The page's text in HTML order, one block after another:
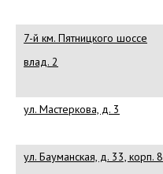
7-й км. Пятницкого шоссе
влад. 2
ул. Мастеркова, д. 3
ул. Бауманская, д. 33, корп. 8